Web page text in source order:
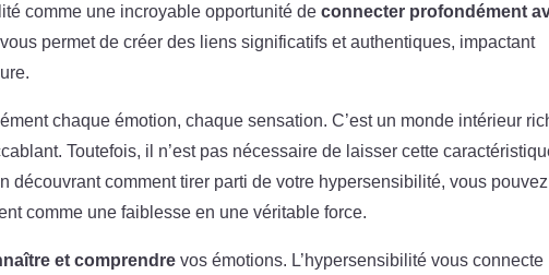
comme une incroyable opportunité deconnecter profondément
permet de créer des liens significatifs et authentiques, impactant
chaque émotion, chaque sensation. C’est un monde intérieur
Toutefois, il n’est pas nécessaire de laisser cette
découvrant comment tirer parti de votre hypersensibilité, vous pouvez
comme une faiblesse en une véritable force.
et comprendre vos émotions. L’hypersensibilité vous connecte